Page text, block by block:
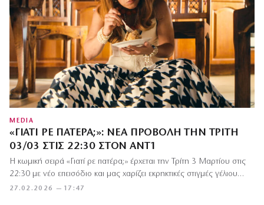
MEDIA
«ΓΙΑΤΊ ΡΕ ΠΑΤΈΡΑ;»: ΝΈΑ ΠΡΟΒΟΛΉ ΤΗΝ ΤΡΊΤΗ
03/03 ΣΤΙΣ 22:30 ΣΤΟΝ ΑΝΤ1
27.02.2026 — 17:47
Η κωμική σειρά «Γιατί ρε πατέρα;» έρχεται την Τρίτη 3 Μαρτίου στις
22:30 με νέο επεισόδιο και μας χαρίζει εκρηκτικές στιγμές γέλιου…